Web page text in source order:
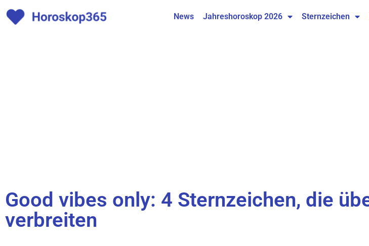
News Jahreshoroskop 2026 Sternzeichen
Good vibes only: 4 Sternzeichen, die
verbreiten